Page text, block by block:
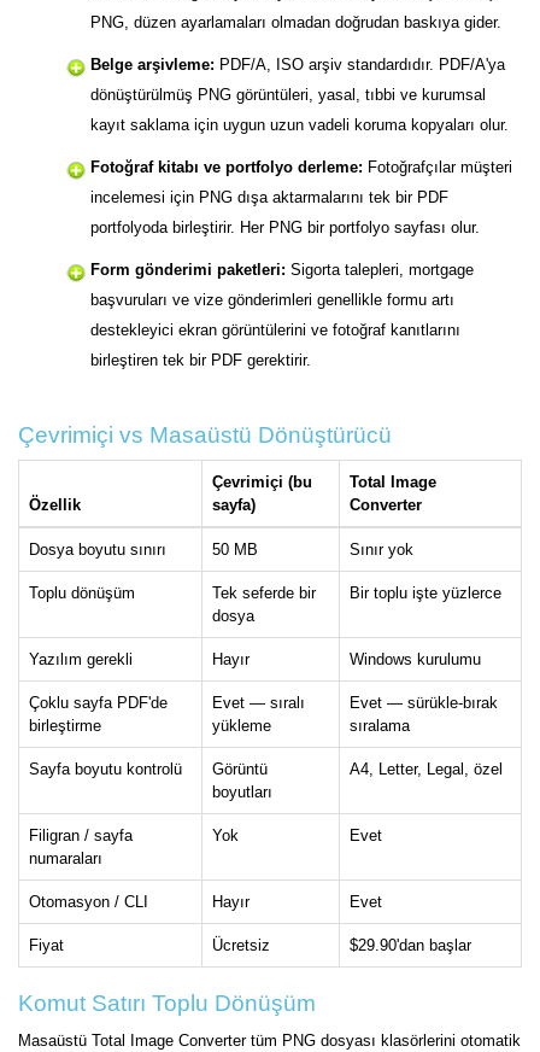
PNG, düzen ayarlamaları olmadan doğrudan baskıya gider.
Belge arşivleme: PDF/A, ISO arşiv standardıdır. PDF/A'ya
dönüştürülmüş PNG görüntüleri, yasal, tıbbi ve kurumsal
kayıt saklama için uygun uzun vadeli koruma kopyaları olur.
Fotoğraf kitabı ve portfolyo derleme: Fotoğrafçılar müşteri
incelemesi için PNG dışa aktarmalarını tek bir PDF
portfolyoda birleştirir. Her PNG bir portfolyo sayfası olur.
Form gönderimi paketleri: Sigorta talepleri, mortgage
başvuruları ve vize gönderimleri genellikle formu artı
destekleyici ekran görüntülerini ve fotoğraf kanıtlarını
birleştiren tek bir PDF gerektirir.
Çevrimiçi vs Masaüstü Dönüştürücü
Özellik
Çevrimiçi (bu
sayfa)
Total Image
Converter
Dosya boyutu sınırı 50 MB Sınır yok
Toplu dönüşüm
Tek seferde bir
dosya
Bir toplu işte yüzlerce
Yazılım gerekli Hayır Windows kurulumu
Çoklu sayfa PDF'de
birleştirme
Evet — sıralı
yükleme
Evet — sürükle-bırak
sıralama
Sayfa boyutu kontrolü
Görüntü
boyutları
A4, Letter, Legal, özel
Filigran / sayfa
numaraları
Yok Evet
Otomasyon / CLI Hayır Evet
Fiyat Ücretsiz $29.90'dan başlar
Komut Satırı Toplu Dönüşüm
Masaüstü Total Image Converter tüm PNG dosyası klasörlerini otomatik